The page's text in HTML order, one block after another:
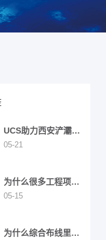
UCS助力西安浐灞凯
悦酒店打造高奢酒店
05-21
为什么很多工程项
目，都偏爱“中心束管
05-15
为什么综合布线里的